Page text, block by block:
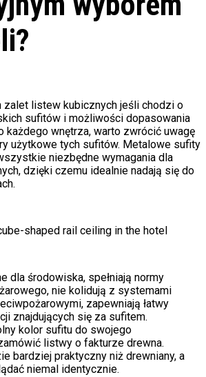
listew kubicznych jeśli chodzi o
sufitów i możliwości dopasowania
każdego wnętrza, warto zwrócić uwagę
użytkowe tych sufitów. Metalowe sufity
niezbędne wymagania dla
dzięki czemu idealnie nadają się do
dla środowiska, spełniają normy
nie kolidują z systemami
zapewniają łatwy
znajdujących się za sufitem.
kolor sufitu do swojego
listwy o fakturze drewna.
bardziej praktyczny niż drewniany, a
niemal identycznie.